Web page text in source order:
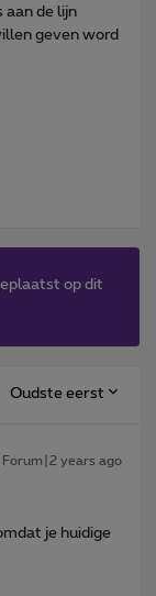
aan de lijn
geven word
op dit
Oudste eerst
years ago
je huidige